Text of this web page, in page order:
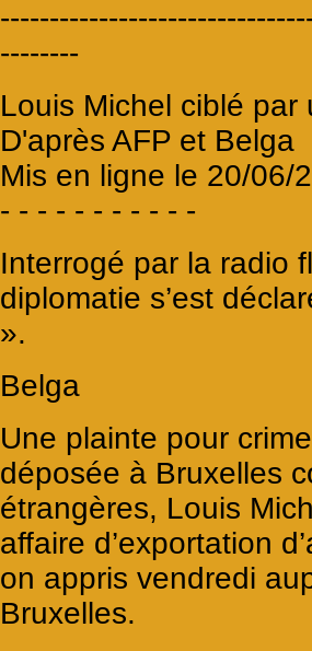
--------
Louis Michel ciblé par
D'après AFP et Belga
Mis en ligne le 20/06/
- - - - - - - - - - -
Interrogé par la radio
diplomatie s’est
».
Belga
Une plainte pour
déposée à Bruxelles
étrangères, Louis
affaire d’exportation
on appris vendredi
Bruxelles.